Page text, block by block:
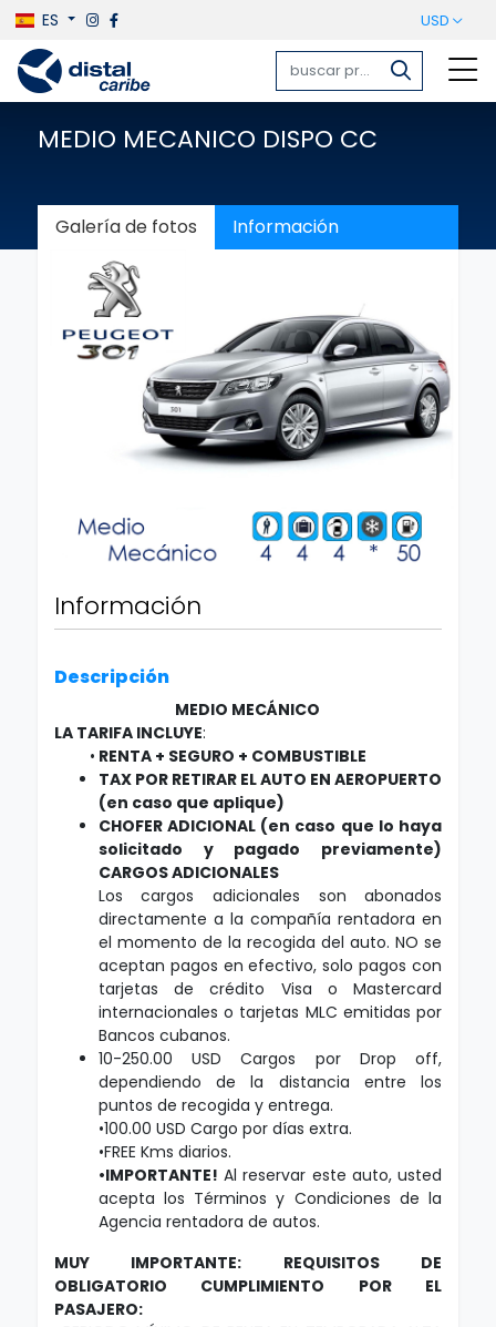
ES USD
MEDIO MECANICO DISPO CC
Galería de fotos Información
Next
Información
Descripción
MEDIO MECÁNICO
LA TARIFA INCLUYE:
• RENTA + SEGURO + COMBUSTIBLE
TAX POR RETIRAR EL AUTO EN AEROPUERTO
(en caso que aplique)
CHOFER ADICIONAL (en caso que lo haya
solicitado y pagado previamente)
CARGOS ADICIONALES
Los cargos adicionales son abonados
directamente a la compañía rentadora en
el momento de la recogida del auto. NO se
aceptan pagos en efectivo, solo pagos con
tarjetas de crédito Visa o Mastercard
internacionales o tarjetas MLC emitidas por
Bancos cubanos.
10-250.00 USD Cargos por Drop off,
dependiendo de la distancia entre los
puntos de recogida y entrega.
•100.00 USD Cargo por días extra.
•FREE Kms diarios.
•IMPORTANTE! Al reservar este auto, usted
acepta los Términos y Condiciones de la
Agencia rentadora de autos.
MUY IMPORTANTE: REQUISITOS DE
OBLIGATORIO CUMPLIMIENTO POR EL
PASAJERO: